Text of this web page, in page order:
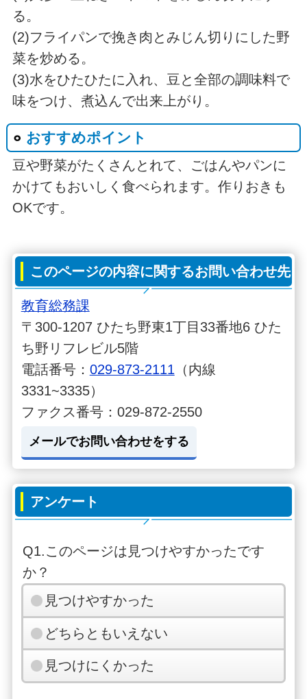
る。
(2)フライパンで挽き肉とみじん切りにした野
菜を炒める。
(3)水をひたひたに入れ、豆と全部の調味料で
味をつけ、煮込んで出来上がり。
おすすめポイント
豆や野菜がたくさんとれて、ごはんやパンに
かけてもおいしく食べられます。作りおきも
OKです。
このページの内容に関するお問い合わせ先
教育総務課
〒300-1207 ひたち野東1丁目33番地6 ひた
ち野リフレビル5階
電話番号： 029-873-2111 （内線
3331~3335）
ファクス番号：029-872-2550
メールでお問い合わせをする
アンケート
Q1.このページは見つけやすかったです
か？
見つけやすかった
どちらともいえない
見つけにくかった